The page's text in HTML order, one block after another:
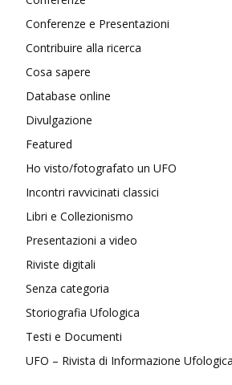
Conferenze e Presentazioni
Contribuire alla ricerca
Cosa sapere
Database online
Divulgazione
Featured
Ho visto/fotografato un UFO
Incontri ravvicinati classici
Libri e Collezionismo
Presentazioni a video
Riviste digitali
Senza categoria
Storiografia Ufologica
Testi e Documenti
UFO – Rivista di Informazione Ufologica